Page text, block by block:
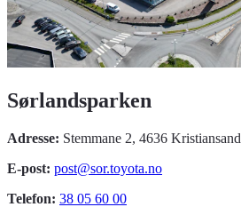
Sørlandsparken
Adresse: Stemmane 2, 4636 Kristiansand
E-post: post@sor.toyota.no
Telefon: 38 05 60 00